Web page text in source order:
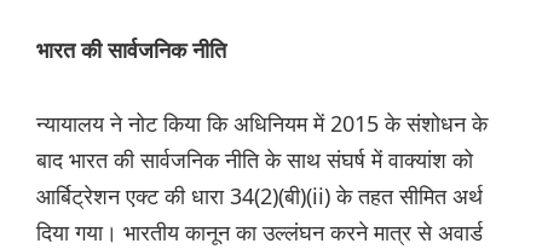
भारत की सार्वजनिक नीति
न्यायालय ने नोट किया कि अधिनियम में 2015 के संशोधन के
बाद भारत की सार्वजनिक नीति के साथ संघर्ष में वाक्यांश को
आर्बिट्रेशन एक्ट की धारा 34(2)(बी)(ii) के तहत सीमित अर्थ
दिया गया। भारतीय कानून का उल्लंघन करने मात्र से अवार्ड